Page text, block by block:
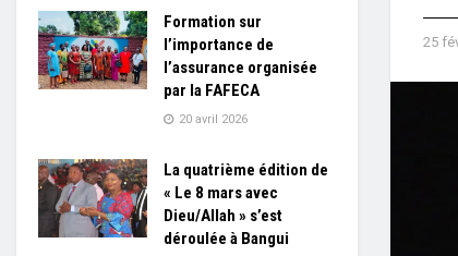
25
Formation sur
l’importance de
l’assurance organisée
par la FAFECA
20 avril 2026
La quatrième édition de
« Le 8 mars avec
Dieu/Allah » s’est
déroulée à Bangui